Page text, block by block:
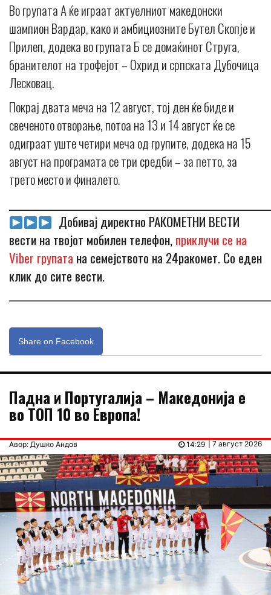
Во групата А ќе играат актуелниот македонски
шампион Вардар, како и амбициозните Бутел Скопје и
Прилеп, додека во групата Б се домаќинот Струга,
бранителот на трофејот – Охрид и српската Дубочица
Лесковац.
Покрај двата меча на 12 август, тој ден ќе биде и
свеченото отворање, потоа на 13 и 14 август ќе се
одиграат уште четири меча од групите, додека на 15
август на програмата се три средби – за петто, за
трето место и финалето.
Добивај директно РАКОМЕТНИ ВЕСТИ
вести на твојот мобилен телефон,приклучи се на
Viber групата на семејството на 24ракомет. Со еден
клик до сите вести.
Share on Facebook
Падна и Португалија – Македонија е
во ТОП 10 во Европа!
Авор: Душко Андов | 7 август 2026
14:29